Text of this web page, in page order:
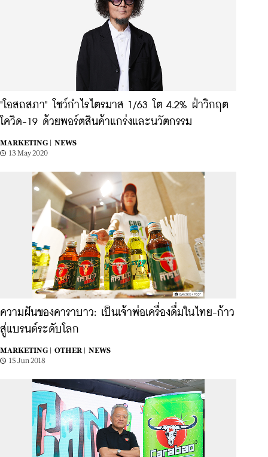
"โอสถสภา" โชว์กำไรไตรมาส 1/63 โต 4.2% ฝ่าวิกฤต
โควิด-19 ด้วยพอร์ตสินค้าแกร่งและนวัตกรรม
MARKETING |
NEWS
13 May 2020
ความฝันของคาราบาว: เป็นเจ้าพ่อเครื่องดื่มในไทย-ก้าว
สู่แบรนด์ระดับโลก
MARKETING | OTHER |
NEWS
15 Jun 2018